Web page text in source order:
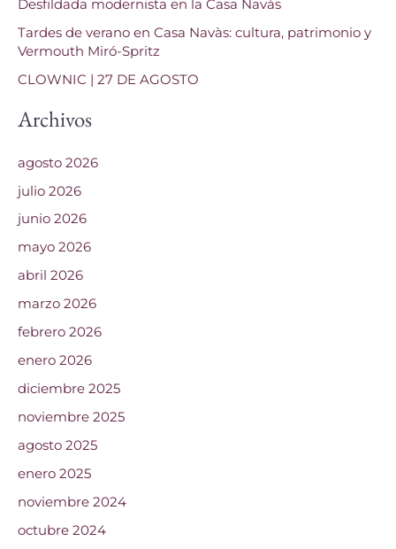
r
:
Desfildada modernista en la Casa Navàs
Tardes de verano en Casa Navàs: cultura, patrimonio y
Vermouth Miró-Spritz
CLOWNIC | 27 DE AGOSTO
Archivos
agosto 2026
julio 2026
junio 2026
mayo 2026
abril 2026
marzo 2026
febrero 2026
enero 2026
diciembre 2025
noviembre 2025
agosto 2025
enero 2025
noviembre 2024
octubre 2024